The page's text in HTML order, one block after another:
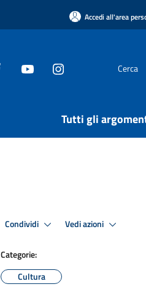
Accedi all'area
Cerca
Tutti gli
Condividi Vedi azioni
Categorie:
Cultura